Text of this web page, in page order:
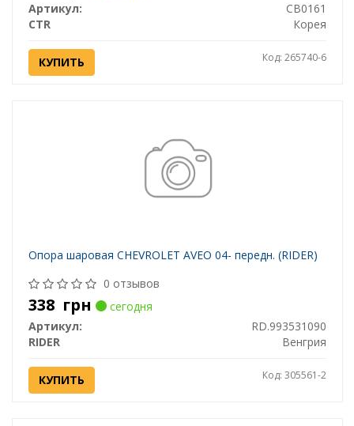
Артикул:
CB0161
CTR
Корея
КУПИТЬ Код: 265740-6
Опора шаровая CHEVROLET AVEO 04- передн. (RIDER)
0 отзывов
338 грн
сегодня
Артикул:
RD.993531090
RIDER
Венгрия
КУПИТЬ Код: 305561-2